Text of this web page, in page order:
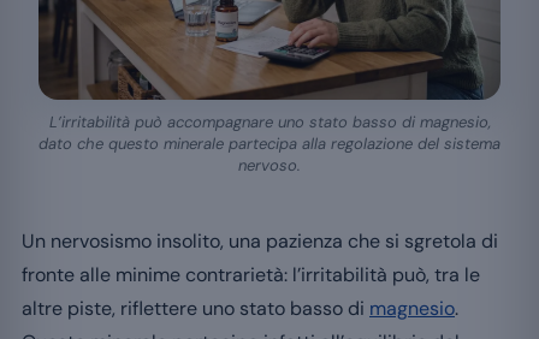
L’irritabilità può accompagnare uno stato basso di magnesio,
dato che questo minerale partecipa alla regolazione del sistema
nervoso.
Un nervosismo insolito, una pazienza che si sgretola di
fronte alle minime contrarietà: l’irritabilità può, tra le
altre piste, riflettere uno stato basso di magnesio.